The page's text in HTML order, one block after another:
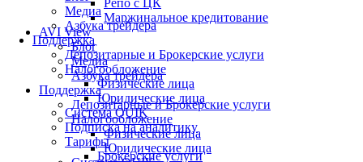
Медиа
Азбука трейдера
Поддержка
Депозитарные и Брокерские услуги
Налогообложение
Физические лица
Юридические лица
Система QUIK
Подписка на аналитику
Тарифы
Брокерские услуги
Репо с ЦК
Маржинальное кредитование
AVI View
Блог
Медиа
Азбука трейдера
Поддержка
Депозитарные и Брокерские услуги
Налогообложение
Физические лица
Юридические лица